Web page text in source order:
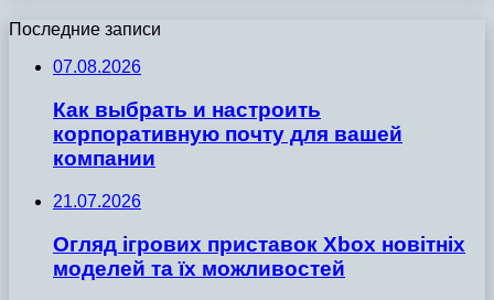
Последние записи
07.08.2026
Как выбрать и настроить
корпоративную почту для вашей
компании
21.07.2026
Огляд ігрових приставок Xbox новітніх
моделей та їх можливостей